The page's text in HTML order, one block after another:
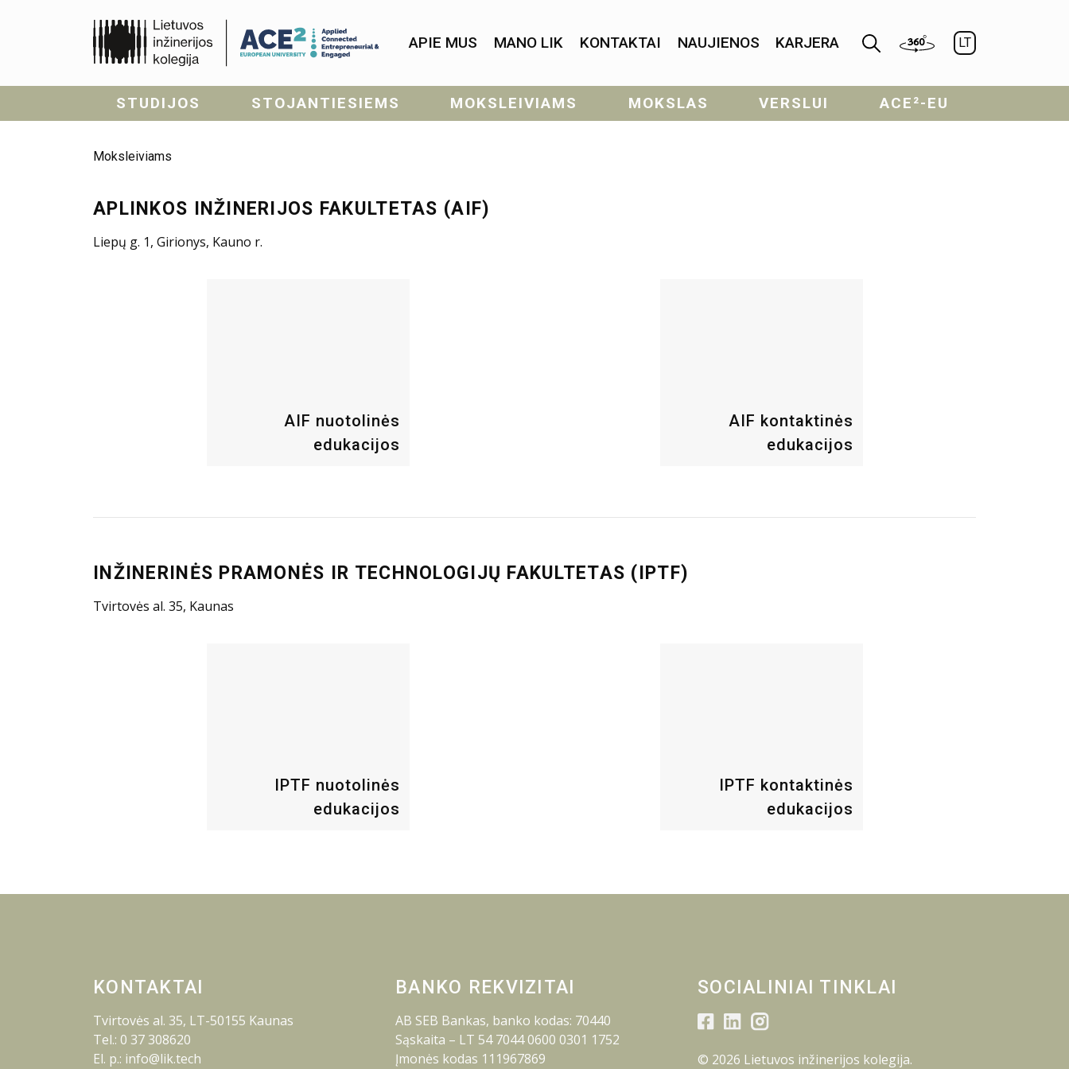
APIE MUS MANO LIK KONTAKTAI NAUJIENOS KARJERA LT
STUDIJOS STOJANTIESIEMS MOKSLEIVIAMS MOKSLAS VERSLUI ACE²-EU
Moksleiviams
APLINKOS INŽINERIJOS FAKULTETAS (AIF)
Liepų g. 1, Girionys, Kauno r.
AIF nuotolinės
edukacijos
AIF kontaktinės
edukacijos
INŽINERINĖS PRAMONĖS IR TECHNOLOGIJŲ FAKULTETAS (IPTF)
Tvirtovės al. 35, Kaunas
IPTF nuotolinės
edukacijos
IPTF kontaktinės
edukacijos
KONTAKTAI
Tvirtovės al. 35, LT-50155 Kaunas
Tel.: 0 37 308620
El. p.: info@lik.tech
BANKO REKVIZITAI
AB SEB Bankas, banko kodas: 70440
Sąskaita – LT 54 7044 0600 0301 1752
Įmonės kodas 111967869
SOCIALINIAI TINKLAI
© 2026 Lietuvos inžinerijos kolegija.